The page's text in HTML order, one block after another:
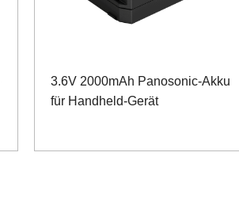
3.6V 2000mAh Panosonic-Akku
für Handheld-Gerät